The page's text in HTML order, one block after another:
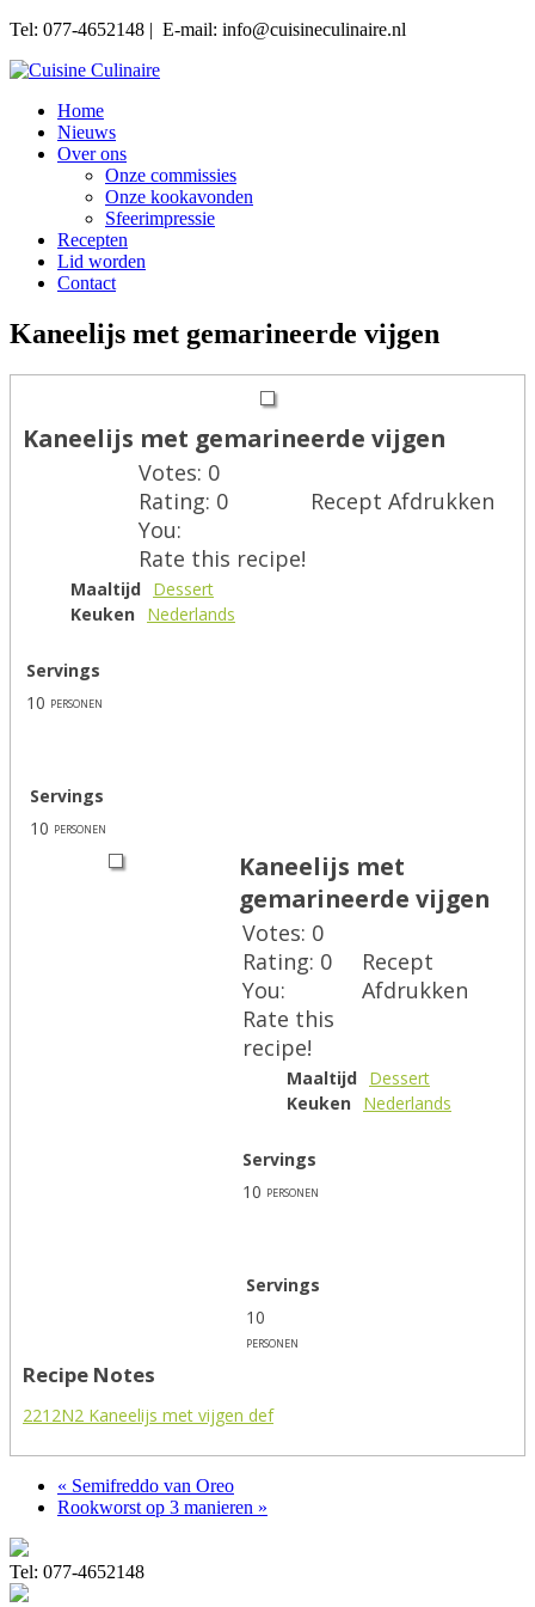
Tel: 077-4652148 | E-mail: info@cuisineculinaire.nl
Home
Nieuws
Over ons
Onze commissies
Onze kookavonden
Sfeerimpressie
Recepten
Lid worden
Contact
Kaneelijs met gemarineerde vijgen
Kaneelijs met gemarineerde vijgen
Votes: 0
Rating: 0
You:
Rate this recipe!
Recept Afdrukken
Maaltijd Dessert
Keuken Nederlands
Servings
10 personen
Servings
10 personen
Kaneelijs met
gemarineerde vijgen
Votes: 0
Rating: 0
You:
Rate this
recipe!
Recept
Afdrukken
Maaltijd Dessert
Keuken Nederlands
Servings
10 personen
Servings
10
personen
Recipe Notes
2212N2 Kaneelijs met vijgen def
« Semifreddo van Oreo
Rookworst op 3 manieren »
Tel: 077-4652148